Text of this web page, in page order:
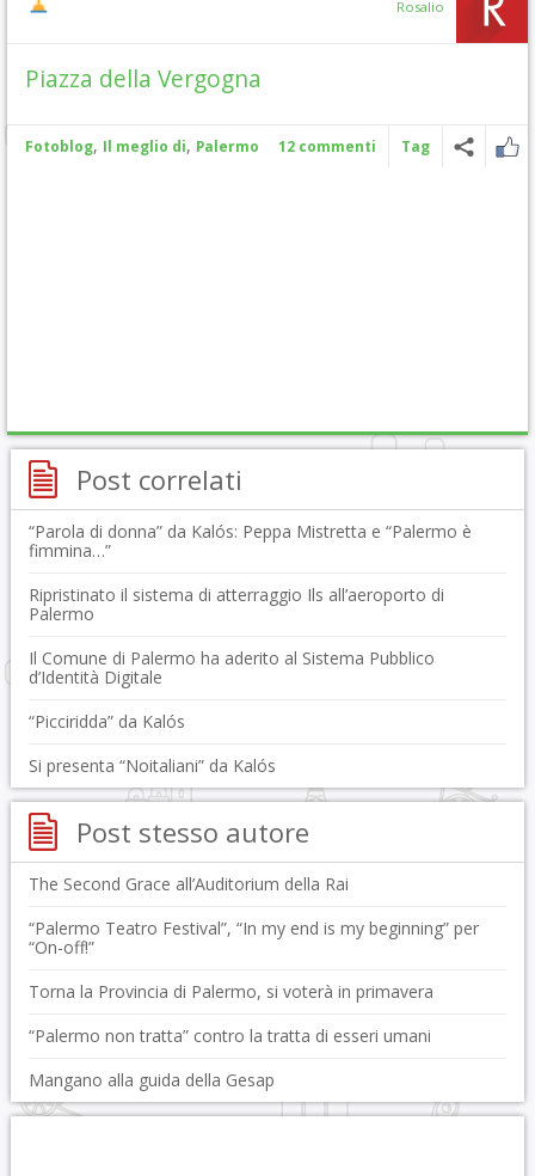
Rosalio
Piazza della Vergogna
Fotoblog, Il meglio di, Palermo 12 commenti Tag
Post correlati
“Parola di donna” da Kalós: Peppa Mistretta e “Palermo è
fimmina…”
Ripristinato il sistema di atterraggio Ils all’aeroporto di
Palermo
Il Comune di Palermo ha aderito al Sistema Pubblico
d’Identità Digitale
“Picciridda” da Kalós
Si presenta “Noitaliani” da Kalós
Post stesso autore
The Second Grace all’Auditorium della Rai
“Palermo Teatro Festival”, “In my end is my beginning” per
“On-off!”
Torna la Provincia di Palermo, si voterà in primavera
“Palermo non tratta” contro la tratta di esseri umani
Mangano alla guida della Gesap